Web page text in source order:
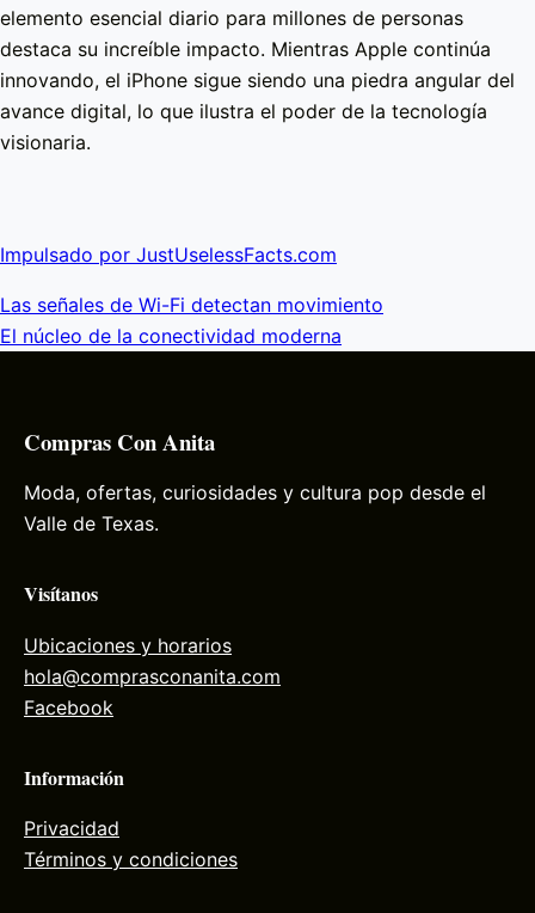
elemento esencial diario para millones de personas
destaca su increíble impacto. Mientras Apple continúa
innovando, el iPhone sigue siendo una piedra angular del
avance digital, lo que ilustra el poder de la tecnología
visionaria.
Impulsado por JustUselessFacts.com
Las señales de Wi-Fi detectan movimiento
El núcleo de la conectividad moderna
Compras Con Anita
Moda, ofertas, curiosidades y cultura pop desde el
Valle de Texas.
Visítanos
Ubicaciones y horarios
hola@comprasconanita.com
Facebook
Información
Privacidad
Términos y condiciones